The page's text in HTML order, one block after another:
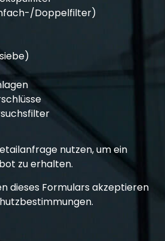
Doppelfilter)
nutzen, um ein
zu erhalten.
dieses Formulars akzeptieren
.